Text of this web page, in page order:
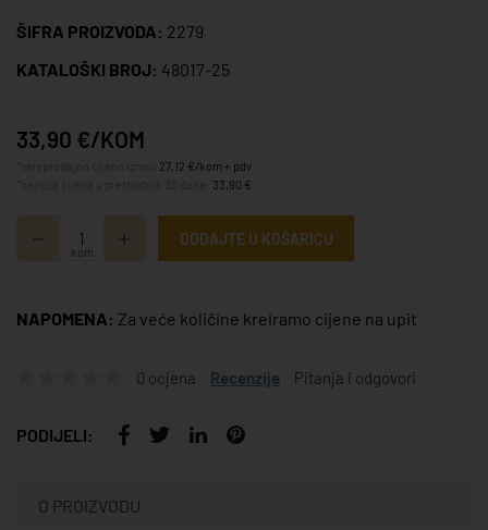
ŠIFRA PROIZVODA: 2279
KATALOŠKI BROJ: 48017-25
33,90 €/KOM
27,12 €/kom + pdv
33,90 €
kom
DODAJTE U KOŠARICU
NAPOMENA: Za veće količine kreiramo cijene na upit
0 ocjena Recenzije Pitanja i odgovori
PODIJELI:
O PROIZVODU